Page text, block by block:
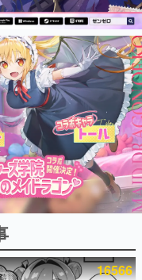
グ
ビュー数万以上！ などな
ァミ渾身の“殿堂入り”記
16566